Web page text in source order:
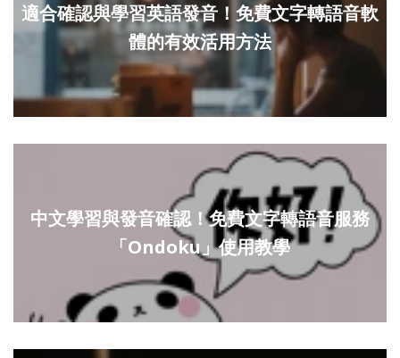
適合確認與學習英語發音！免費文字轉語音軟
體的有效活用方法
中文學習與發音確認！免費文字轉語音服務
「Ondoku」使用教學